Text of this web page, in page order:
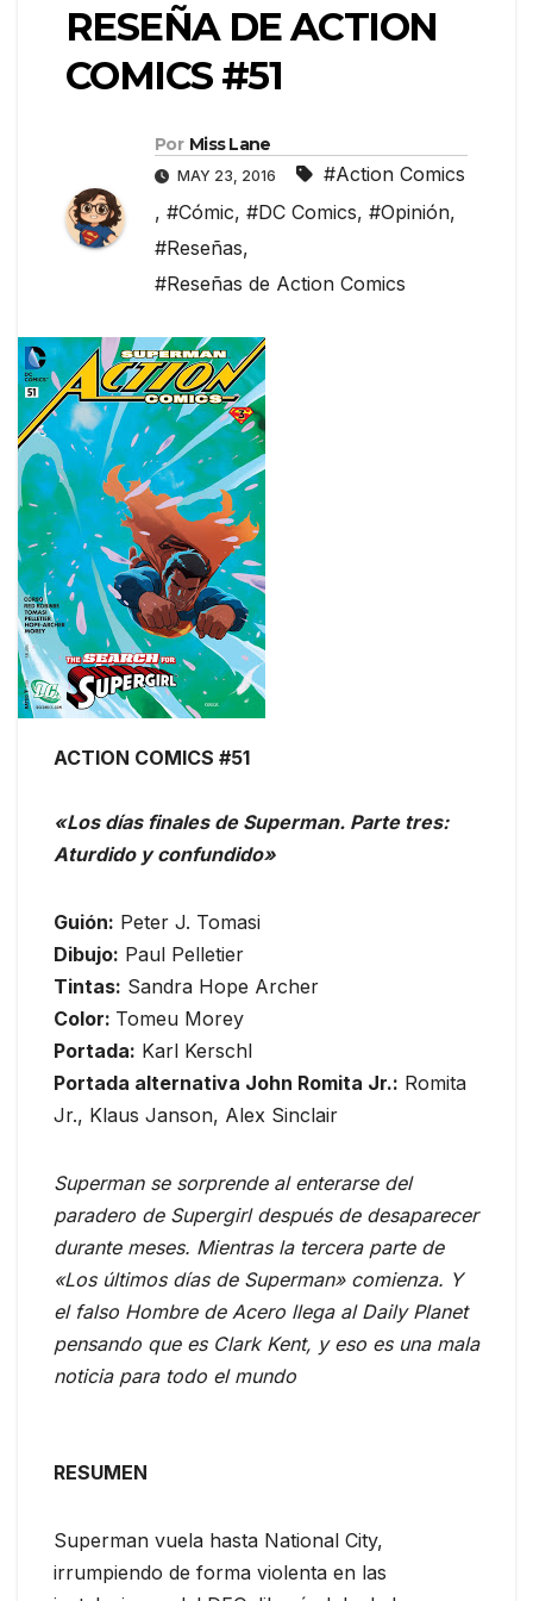
RESEÑA DE ACTION
COMICS #51
Por Miss Lane
MAY 23, 2016
#Action Comics
, #Cómic, #DC Comics, #Opinión,
#Reseñas,
#Reseñas de Action Comics
ACTION COMICS #51
«Los días finales de Superman. Parte tres:
Aturdido y confundido»
Guión: Peter J. Tomasi
Dibujo: Paul Pelletier
Tintas: Sandra Hope Archer
Color: Tomeu Morey
Portada: Karl Kerschl
Portada alternativa John Romita Jr.: Romita
Jr., Klaus Janson, Alex Sinclair
Superman se sorprende al enterarse del
paradero de Supergirl después de desaparecer
durante meses. Mientras la tercera parte de
«Los últimos días de Superman» comienza. Y
el falso Hombre de Acero llega al Daily Planet
pensando que es Clark Kent, y eso es una mala
noticia para todo el mundo
RESUMEN
Superman vuela hasta National City,
irrumpiendo de forma violenta en las